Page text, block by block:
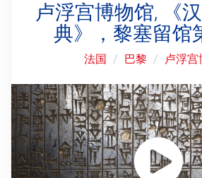
卢浮宫博物馆, 《
典》，黎塞留馆
法国 巴黎 卢浮宫